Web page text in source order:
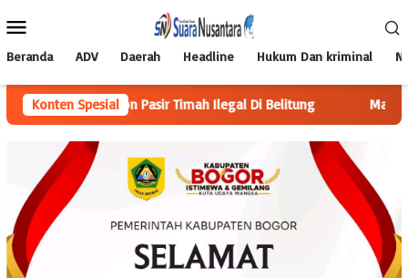
ke
Mobile
Beranda ADV Daerah Headline Hukum Dan kriminal
Konten Spesial
Ton Pasir Timah Ilegal Di Belitung Mahasiswa KKN